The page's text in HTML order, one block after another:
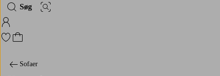
Søg
Billedsøgning
Log ind på Homeroom
Gå til favoritmarkerede produkter
Gå til indkøbskurven
Sofaer